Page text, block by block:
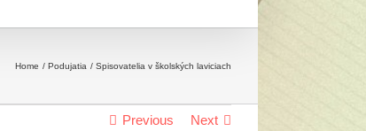
Home Podujatia Spisovatelia v školských laviciach
Previous Next